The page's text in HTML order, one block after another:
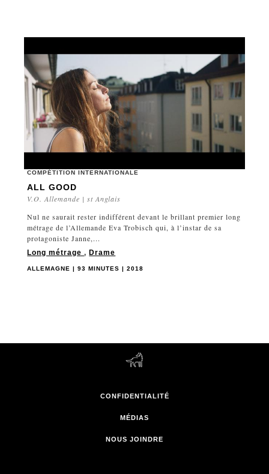
COMPÉTITION INTERNATIONALE
ALL GOOD
V.O. Allemande | st Anglais
Nul ne saurait rester indifférent devant le brillant premier long
métrage de l’Allemande Eva Trobisch qui, à l’instar de sa
protagoniste Janne,...
Long métrage,Drame
ALLEMAGNE | 93 MINUTES | 2018
CONFIDENTIALITÉ
MÉDIAS
NOUS JOINDRE